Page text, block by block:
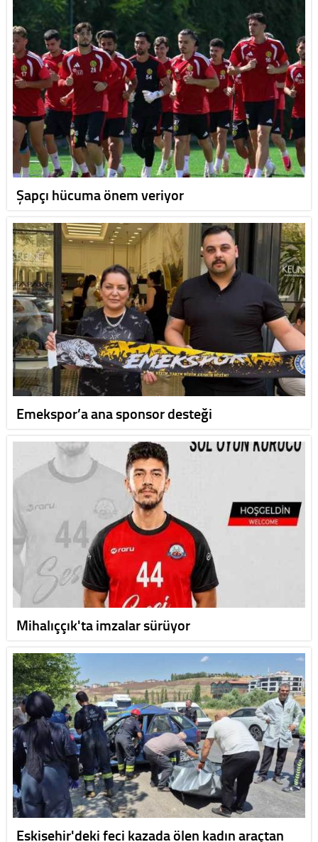
Şapçı hücuma önem veriyor
Emekspor’a ana sponsor desteği
Mihalıççık'ta imzalar sürüyor
Eskişehir'deki feci kazada ölen kadın araçtan